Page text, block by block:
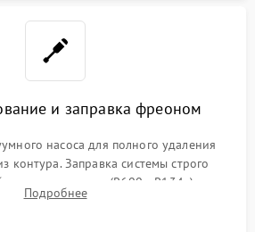
и заправка фреоном
насоса для полного удаления
контура. Заправка системы строго
хладагента (R600a, R134a) по
рабочего давления в системе.
Подробнее